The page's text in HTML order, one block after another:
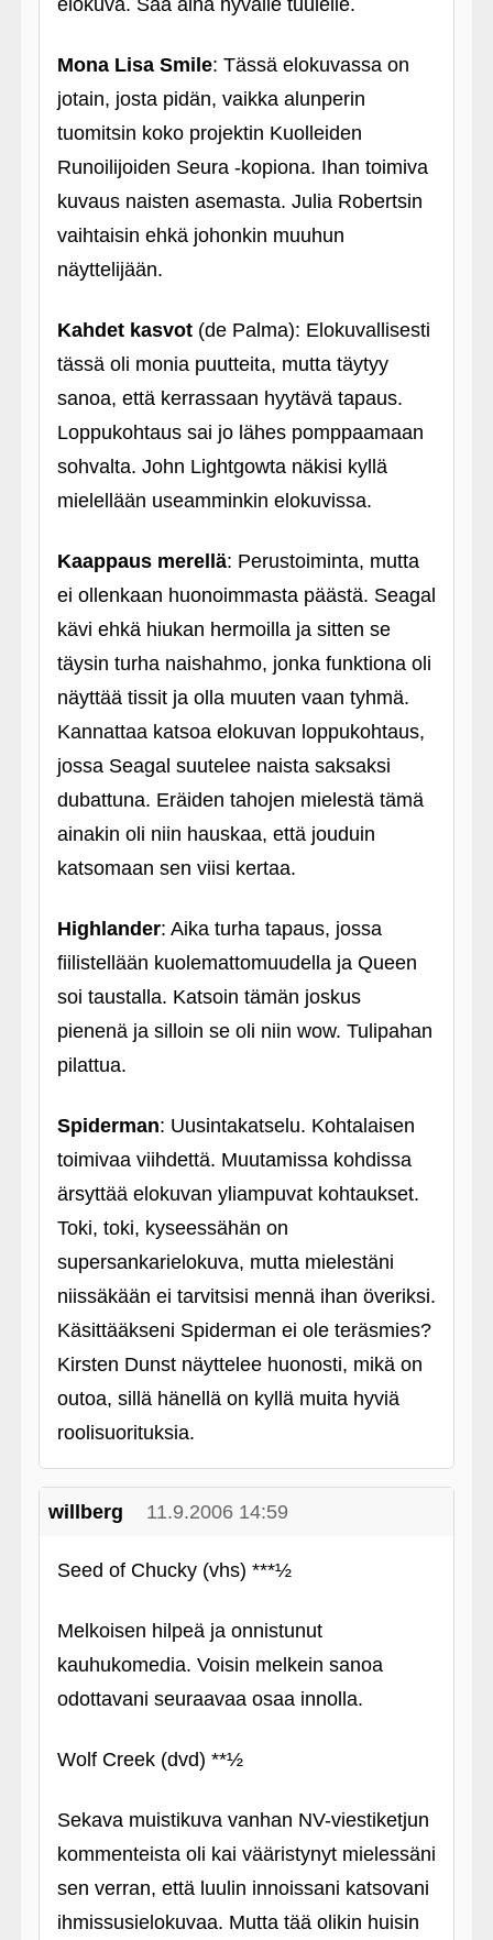
elokuva. Saa aina hyvälle tuulelle.
Mona Lisa Smile: Tässä elokuvassa on
jotain, josta pidän, vaikka alunperin
tuomitsin koko projektin Kuolleiden
Runoilijoiden Seura ‑kopiona. Ihan toimiva
kuvaus naisten asemasta. Julia Robertsin
vaihtaisin ehkä johonkin muuhun
näyttelijään.
Kahdet kasvot(de Palma): Elokuvallisesti
tässä oli monia puutteita, mutta täytyy
sanoa, että kerrassaan hyytävä tapaus.
Loppukohtaus sai jo lähes pomppaamaan
sohvalta. John Lightgowta näkisi kyllä
mielellään useamminkin elokuvissa.
Kaappaus merellä: Perustoiminta, mutta
ei ollenkaan huonoimmasta päästä. Seagal
kävi ehkä hiukan hermoilla ja sitten se
täysin turha naishahmo, jonka funktiona oli
näyttää tissit ja olla muuten vaan tyhmä.
Kannattaa katsoa elokuvan loppukohtaus,
jossa Seagal suutelee naista saksaksi
dubattuna. Eräiden tahojen mielestä tämä
ainakin oli niin hauskaa, että jouduin
katsomaan sen viisi kertaa.
Highlander: Aika turha tapaus, jossa
fiilistellään kuolemattomuudella ja Queen
soi taustalla. Katsoin tämän joskus
pienenä ja silloin se oli niin wow. Tulipahan
pilattua.
Spiderman: Uusintakatselu. Kohtalaisen
toimivaa viihdettä. Muutamissa kohdissa
ärsyttää elokuvan yliampuvat kohtaukset.
Toki, toki, kyseessähän on
supersankarielokuva, mutta mielestäni
niissäkään ei tarvitsisi mennä ihan överiksi.
Käsittääkseni Spiderman ei ole teräsmies?
Kirsten Dunst näyttelee huonosti, mikä on
outoa, sillä hänellä on kyllä muita hyviä
roolisuorituksia.
willberg 11.9.2006 14:59
Seed of Chucky (vhs) ***½
Melkoisen hilpeä ja onnistunut
kauhukomedia. Voisin melkein sanoa
odottavani seuraavaa osaa innolla.
Wolf Creek (dvd) **½
Sekava muistikuva vanhan NV-viestiketjun
kommenteista oli kai vääristynyt mielessäni
sen verran, että luulin innoissani katsovani
ihmissusielokuvaa. Mutta tää olikin huisin